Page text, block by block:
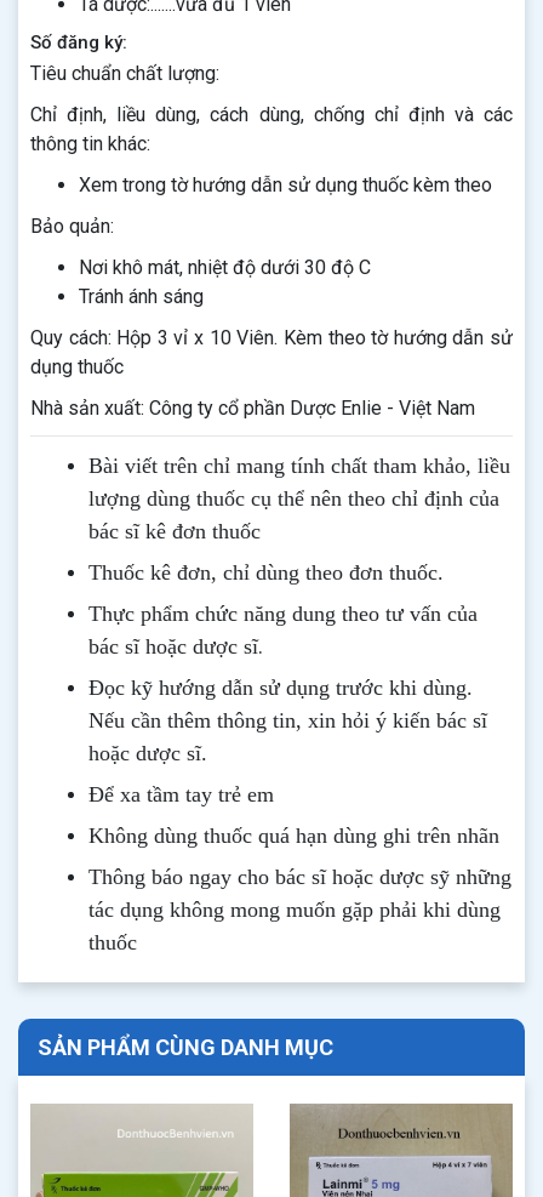
Số đăng ký:
Tiêu chuẩn chất lượng:
Chỉ định, liều dùng, cách dùng, chống chỉ định và các
thông tin khác:
Xem trong tờ hướng dẫn sử dụng thuốc kèm theo
Bảo quản:
Nơi khô mát, nhiệt độ dưới 30 độ C
Tránh ánh sáng
Quy cách: Hộp 3 vỉ x 10 Viên. Kèm theo tờ hướng dẫn sử
dụng thuốc
Nhà sản xuất: Công ty cổ phần Dược Enlie - Việt Nam
Bài viết trên chỉ mang tính chất tham khảo, liều
lượng dùng thuốc cụ thể nên theo chỉ định của
bác sĩ kê đơn thuốc
Thuốc kê đơn, chỉ dùng theo đơn thuốc.
Thực phẩm chức năng dung theo tư vấn của
bác sĩ hoặc dược sĩ.
Đọc kỹ hướng dẫn sử dụng trước khi dùng.
Nếu cần thêm thông tin, xin hỏi ý kiến bác sĩ
hoặc dược sĩ.
Để xa tầm tay trẻ em
Không dùng thuốc quá hạn dùng ghi trên nhãn
Thông báo ngay cho bác sĩ hoặc dược sỹ những
tác dụng không mong muốn gặp phải khi dùng
thuốc
SẢN PHẨM CÙNG DANH MỤC